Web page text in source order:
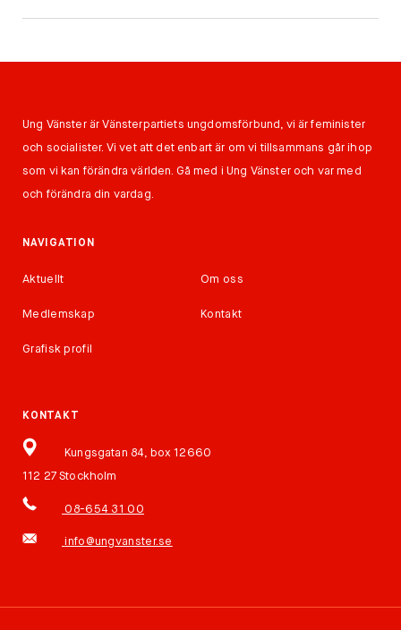
Ung Vänster är Vänsterpartiets ungdomsförbund, vi är feminister
och socialister. Vi vet att det enbart är om vi tillsammans går ihop
som vi kan förändra världen. Gå med i Ung Vänster och var med
och förändra din vardag.
NAVIGATION
Aktuellt Om oss
Medlemskap Kontakt
Grafisk profil
KONTAKT
Kungsgatan 84, box 12660
112 27 Stockholm
08-654 31 00
info@ungvanster.se